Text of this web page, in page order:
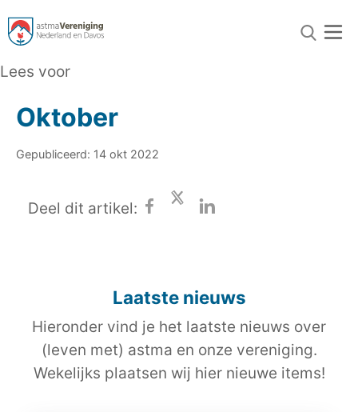
Lees voor
Oktober
Gepubliceerd: 14 okt 2022
Deel dit artikel:
Laatste nieuws
Hieronder vind je het laatste nieuws over
(leven met) astma en onze vereniging.
Wekelijks plaatsen wij hier nieuwe items!